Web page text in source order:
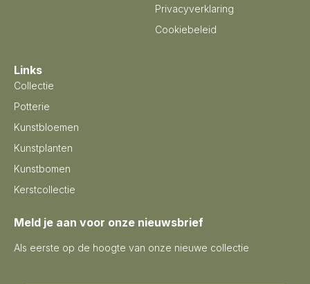
Privacyverklaring
Cookiebeleid
Links
Collectie
Potterie
Kunstbloemen
Kunstplanten
Kunstbomen
Kerstcollectie
Meld je aan voor onze nieuwsbrief
Als eerste op de hoogte van onze nieuwe collectie